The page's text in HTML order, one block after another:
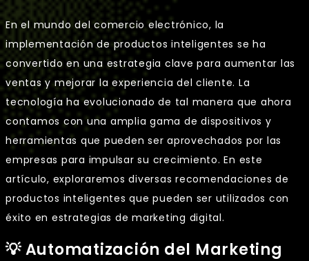
En el mundo del comercio electrónico, la
implementación de productos inteligentes se ha
convertido en una estrategia clave para aumentar las
ventas y mejorar la experiencia del cliente. La
tecnología ha evolucionado de tal manera que ahora
contamos con una amplia gama de dispositivos y
herramientas que pueden ser aprovechados por las
empresas para impulsar su crecimiento. En este
artículo, exploraremos diversas recomendaciones de
productos inteligentes que pueden ser utilizados con
éxito en estrategias de marketing digital.
💡 Automatización del Marketing